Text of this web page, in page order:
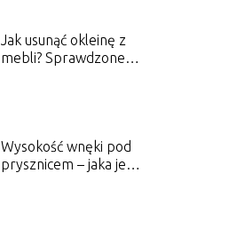
Jak usunąć okleinę z
mebli? Sprawdzone
Wysokość wnęki pod
prysznicem – jaka jest